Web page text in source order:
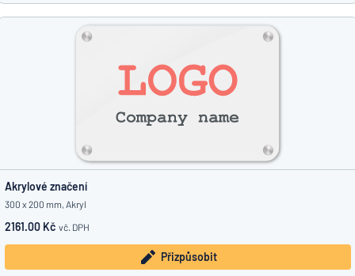
Akrylové značení
300 x 200 mm, Akryl
2161.00 Kč vč. DPH
Přizpůsobit